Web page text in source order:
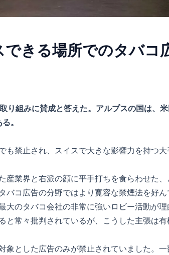
きる場所でのタバコ
組みに賛成と答えた。アルプスの国は、米
。
も禁止され、スイスで大きな影響力を持つ
産業界と右派の顔に平手打ちを食らわせた
コ広告の分野ではより寛容な禁煙法を好
のタバコ会社の非常に強いロビー活動が理
常々批判されているが、こうした主張は有
象とした広告のみが禁止されていました。